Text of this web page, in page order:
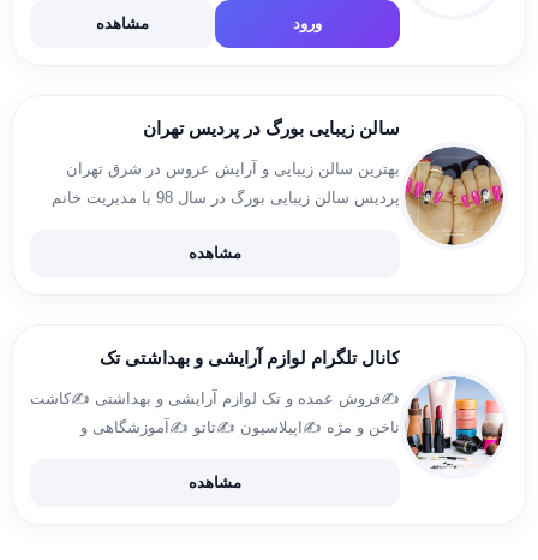
ورود مشاهده
سالن زیبایی بورگ در پردیس تهران
بهترین سالن زیبایی و آرایش عروس در شرق تهران
پردیس سالن زیبایی بورگ در سال 98 با مدیریت خانم
مشاهده
کانال تلگرام لوازم آرایشی و بهداشتی تک
✍️فروش عمده و تک لوازم آرایشی و بهداشتی ✍️کاشت
ناخن و مژه ✍️اپیلاسیون ✍️تاتو ✍️آموزشگاهی و
قبل ارسال ⁦❤️⁩ارسال به سراسر کشور جهت سفارش
مشاهده